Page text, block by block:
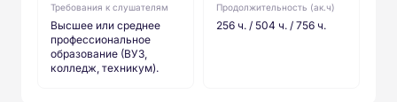
Требования к слушателям
Высшее или среднее
профессиональное
образование (ВУЗ,
колледж, техникум).
Продолжительность (ак.ч)
256 ч. / 504 ч. / 756 ч.